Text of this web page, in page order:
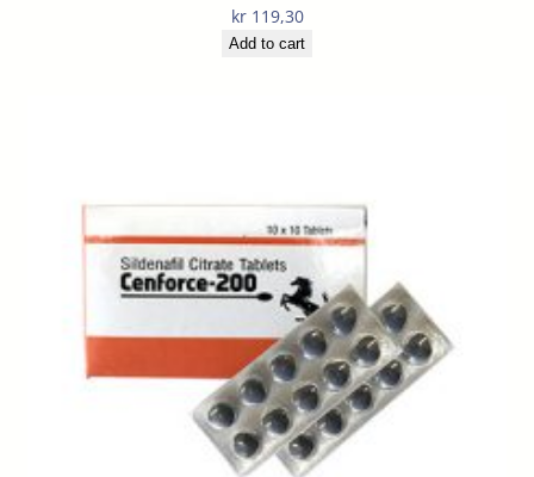
kr119,30
Add to cart